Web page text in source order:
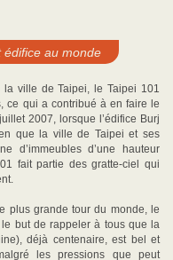
édifice au monde
ville de Taipei, le Taipei 101
ce qui a contribué à en faire le
2007, lorsque l’édifice Burj
que la ville de Taipei et ses
d’immeubles d’une hauteur
fait partie des gratte-ciel qui
plus grande tour du monde, le
but de rappeler à tous que la
déjà centenaire, est bel et
les pressions que peut